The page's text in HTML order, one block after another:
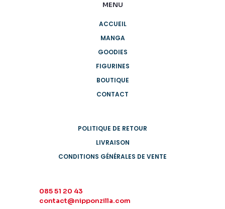
MENU
ACCUEIL
MANGA
GOODIES
FIGURINES
BOUTIQUE
CONTACT
POLITIQUE DE RETOUR
LIVRAISON
CONDITIONS GÉNÉRALES DE VENTE
085 51 20 43
contact@nipponzilla.com